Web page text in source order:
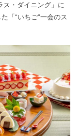
ス・ダイニング」に
「“いちご”一会のス